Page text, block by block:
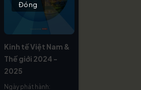
Kinh tế Việt Nam &
Thế giới 2024 -
2025
Ngày phát hành:
Đóng